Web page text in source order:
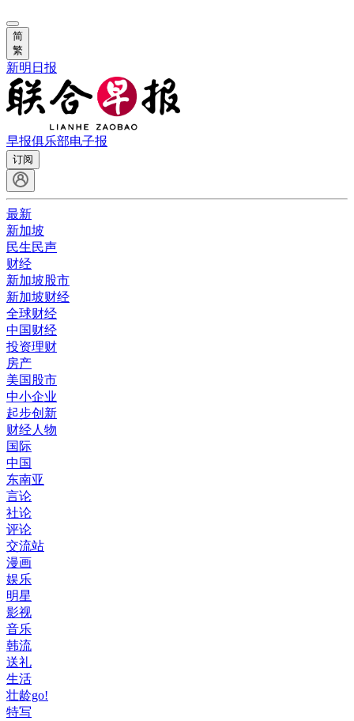
简
繁
新明日报
早报俱乐部电子报
订阅
最新
新加坡
民生民声
财经
新加坡股市
新加坡财经
全球财经
中国财经
投资理财
房产
美国股市
中小企业
起步创新
财经人物
国际
中国
东南亚
言论
社论
评论
交流站
漫画
娱乐
明星
影视
音乐
韩流
送礼
生活
壮龄go!
特写